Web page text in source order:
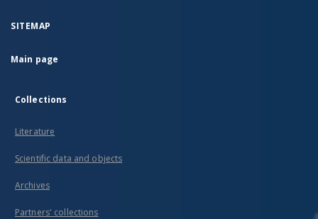
SITEMAP
Main page
Collections
Literature
Scientific data and objects
Archives
Partners' collections